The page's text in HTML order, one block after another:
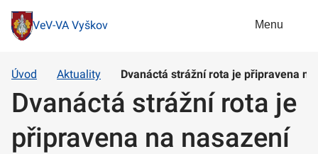
VeV-VA Vyškov Menu
Úvod Aktuality Dvanáctá strážní rota je připravena
Dvanáctá strážní rota je
připravena na nasazení